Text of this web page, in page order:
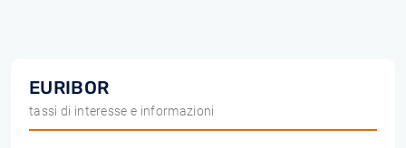
EURIBOR
tassi di interesse e informazioni